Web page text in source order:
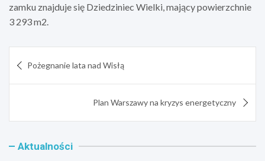
zamku znajduje się Dziedziniec Wielki, mający powierzchnie
3 293 m2.
wpisu
Pożegnanie lata nad Wisłą
Plan Warszawy na kryzys energetyczny
Aktualności